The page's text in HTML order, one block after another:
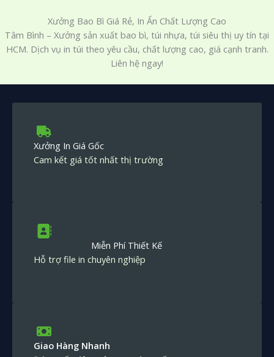
Xưởng Bao Bì Giá Rẻ, In Ấn Chất Lượng Cao
Tâm Bình – Xưởng sản xuất bao bì, túi nhựa, túi siêu thị uy tín tại
HCM. Dịch vụ in túi theo yêu cầu, chất lượng cao, giá cạnh tranh.
Liên hệ ngay!
Xưởng In Giá Gốc
Cam kết giá tốt nhất thị trường
Miễn Phí Thiết Kế
Hỗ trợ file in chuyên nghiệp
Giao Hàng Nhanh